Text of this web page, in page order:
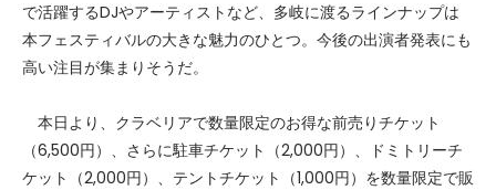
で活躍するDJやアーティストなど、多岐に渡るラインナップは
本フェスティバルの大きな魅力のひとつ。今後の出演者発表にも
高い注目が集まりそうだ。
本日より、クラベリアで数量限定のお得な前売りチケット
（6,500円）、さらに駐車チケット（2,000円）、ドミトリーチ
ケット（2,000円）、テントチケット（1,000円）を数量限定で販